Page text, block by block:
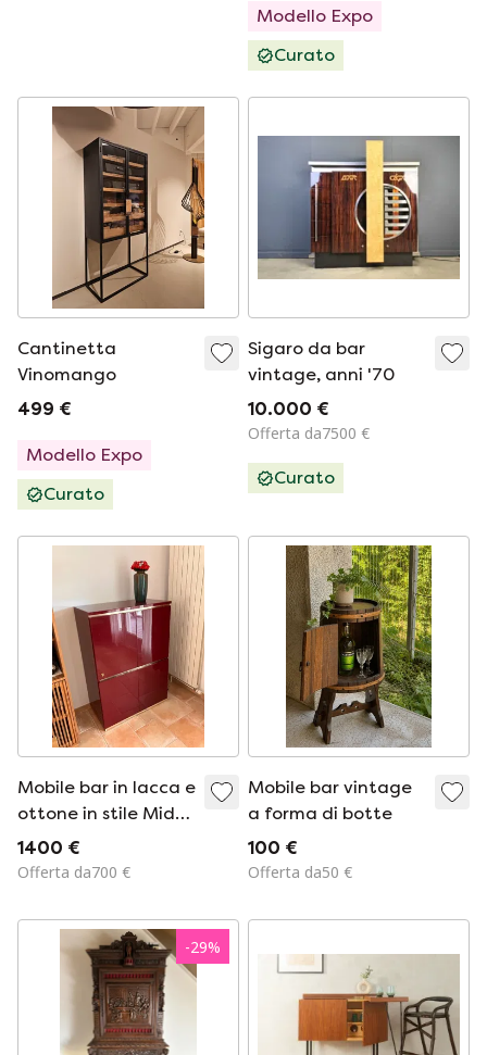
Modello Expo
Curato
Cantinetta
Vinomango
499 €
Modello Expo
Curato
Sigaro da bar
vintage, anni '70
10.000 €
Offerta da7500 €
Curato
Mobile bar in lacca e
ottone in stile Mid-
Century Modern di
Eric Maville (1970)
1400 €
Offerta da700 €
Mobile bar vintage
a forma di botte
100 €
Offerta da50 €
-29%